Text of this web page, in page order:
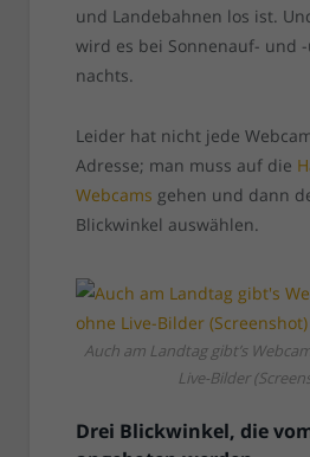
und Landebahnen los ist.
wird es bei Sonnenauf- und
nachts.
Leider hat nicht jede
Adresse; man muss auf die
Webcams gehen und dann
Blickwinkel auswählen.
Auch am Landtag gibt’s
Live-Bilder
Drei Blickwinkel, die